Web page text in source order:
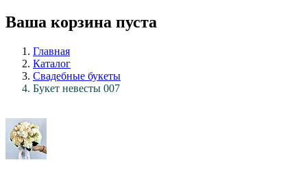
Ваша корзина пуста
Главная
Каталог
Свадебные букеты
Букет невесты 007